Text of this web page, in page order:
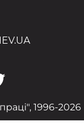
1996-2026